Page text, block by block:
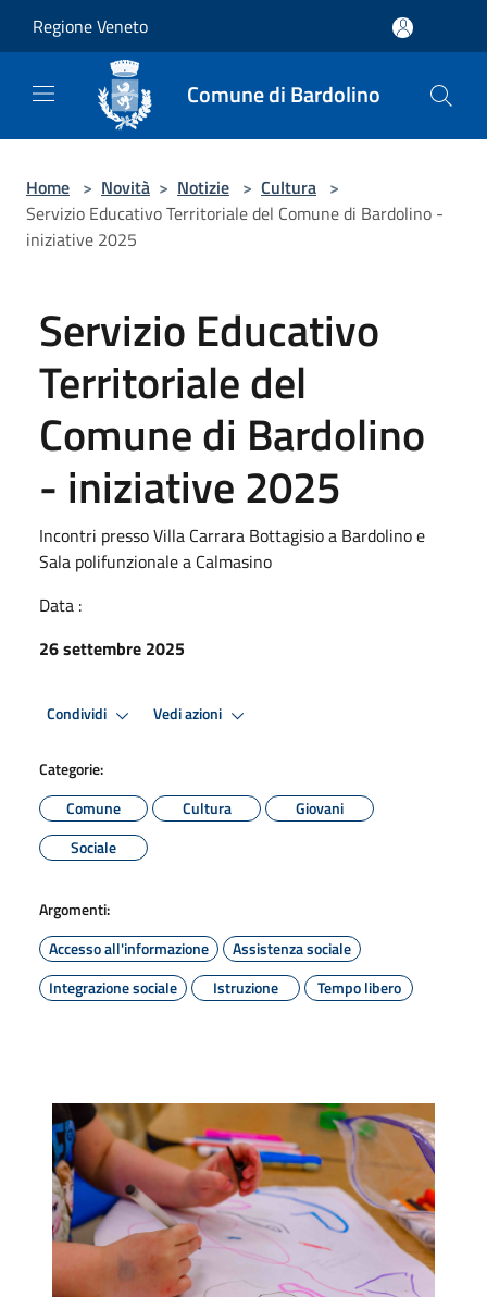
Regione Veneto
Comune di Bardolino
Home > Novità > Notizie > Cultura >
Servizio Educativo Territoriale del Comune di Bardolino -
iniziative 2025
Servizio Educativo
Territoriale del
Comune di Bardolino
- iniziative 2025
Incontri presso Villa Carrara Bottagisio a Bardolino e
Sala polifunzionale a Calmasino
Data :
26 settembre 2025
Condividi Vedi azioni
Categorie:
Comune
Cultura
Giovani
Sociale
Argomenti:
Accesso all'informazione
Assistenza sociale
Integrazione sociale
Istruzione Tempo libero